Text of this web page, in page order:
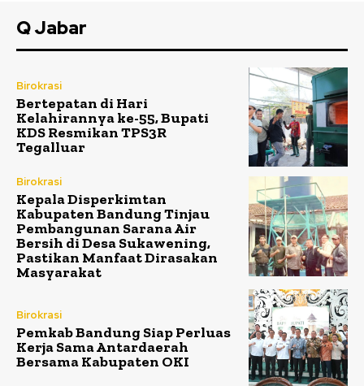
Q Jabar
Birokrasi
Bertepatan di Hari
Kelahirannya ke-55, Bupati
KDS Resmikan TPS3R
Tegalluar
Birokrasi
Kepala Disperkimtan
Kabupaten Bandung Tinjau
Pembangunan Sarana Air
Bersih di Desa Sukawening,
Pastikan Manfaat Dirasakan
Masyarakat
Birokrasi
Pemkab Bandung Siap Perluas
Kerja Sama Antardaerah
Bersama Kabupaten OKI